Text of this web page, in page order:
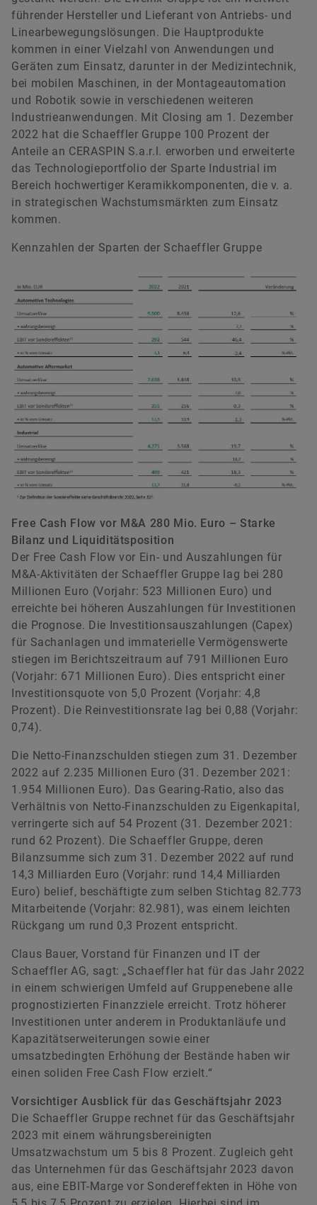
führender Hersteller und Lieferant von Antriebs- und
Linearbewegungslösungen. Die Hauptprodukte
kommen in einer Vielzahl von Anwendungen und
Geräten zum Einsatz, darunter in der Medizintechnik,
bei mobilen Maschinen, in der Montageautomation
und Robotik sowie in verschiedenen weiteren
Industrieanwendungen. Mit Closing am 1. Dezember
2022 hat die Schaeffler Gruppe 100 Prozent der
Anteile an CERASPIN S.a.r.l. erworben und erweiterte
das Technologieportfolio der Sparte Industrial im
Bereich hochwertiger Keramikkomponenten, die v. a.
in strategischen Wachstumsmärkten zum Einsatz
kommen.
Kennzahlen der Sparten der Schaeffler Gruppe
Free Cash Flow vor M&A 280 Mio. Euro – Starke
Bilanz und Liquiditätsposition
Der Free Cash Flow vor Ein- und Auszahlungen für
M&A-Aktivitäten der Schaeffler Gruppe lag bei 280
Millionen Euro (Vorjahr: 523 Millionen Euro) und
erreichte bei höheren Auszahlungen für Investitionen
die Prognose. Die Investitionsauszahlungen (Capex)
für Sachanlagen und immaterielle Vermögenswerte
stiegen im Berichtszeitraum auf 791 Millionen Euro
(Vorjahr: 671 Millionen Euro). Dies entspricht einer
Investitionsquote von 5,0 Prozent (Vorjahr: 4,8
Prozent). Die Reinvestitionsrate lag bei 0,88 (Vorjahr:
0,74).
Die Netto-Finanzschulden stiegen zum 31. Dezember
2022 auf 2.235 Millionen Euro (31. Dezember 2021:
1.954 Millionen Euro). Das Gearing-Ratio, also das
Verhältnis von Netto-Finanzschulden zu Eigenkapital,
verringerte sich auf 54 Prozent (31. Dezember 2021:
rund 62 Prozent). Die Schaeffler Gruppe, deren
Bilanzsumme sich zum 31. Dezember 2022 auf rund
14,3 Milliarden Euro (Vorjahr: rund 14,4 Milliarden
Euro) belief, beschäftigte zum selben Stichtag 82.773
Mitarbeitende (Vorjahr: 82.981), was einem leichten
Rückgang um rund 0,3 Prozent entspricht.
Claus Bauer, Vorstand für Finanzen und IT der
Schaeffler AG, sagt: „Schaeffler hat für das Jahr 2022
in einem schwierigen Umfeld auf Gruppenebene alle
prognostizierten Finanzziele erreicht. Trotz höherer
Investitionen unter anderem in Produktanläufe und
Kapazitätserweiterungen sowie einer
umsatzbedingten Erhöhung der Bestände haben wir
einen soliden Free Cash Flow erzielt.“
Vorsichtiger Ausblick für das Geschäftsjahr 2023
Die Schaeffler Gruppe rechnet für das Geschäftsjahr
2023 mit einem währungsbereinigten
Umsatzwachstum um 5 bis 8 Prozent. Zugleich geht
das Unternehmen für das Geschäftsjahr 2023 davon
aus, eine EBIT-Marge vor Sondereffekten in Höhe von